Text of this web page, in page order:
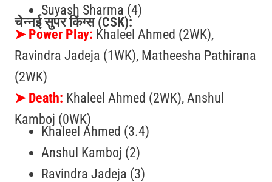
Suyash Sharma (4)
चेन्नई सुपर किंग्स (CSK):
➤ Power Play: Khaleel Ahmed (2WK),
Ravindra Jadeja (1WK), Matheesha Pathirana
(2WK)
➤ Death: Khaleel Ahmed (2WK), Anshul
Kamboj (0WK)
Khaleel Ahmed (3.4)
Anshul Kamboj (2)
Ravindra Jadeja (3)